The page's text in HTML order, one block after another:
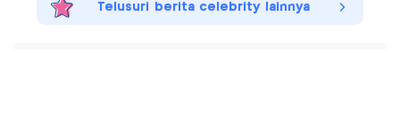
Telusuri berita celebrity lainnya